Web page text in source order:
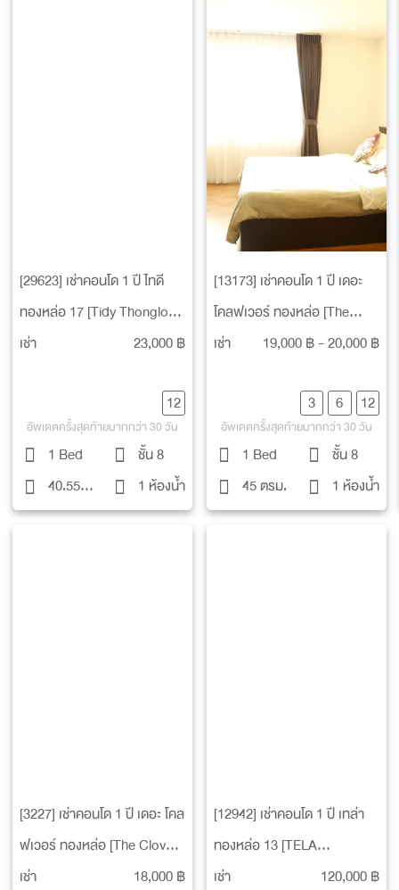
[29623] เช่าคอนโด 1 ปี ไทดี
ทองหล่อ 17 [Tidy Thonglor
17]
เช่า 23,000 ฿
12
อัพเดตครั้งสุดท้ายมากกว่า 30 วัน
1 Bed
40.55
ตรม.
ชั้น 8
1 ห้องน้ำ
[13173] เช่าคอนโด 1 ปี เดอะ
โคลฟเวอร์ ทองหล่อ [The
Clover Thonglor]
เช่า 19,000 ฿ - 20,000 ฿
3 6 12
อัพเดตครั้งสุดท้ายมากกว่า 30 วัน
1 Bed
45 ตรม.
ชั้น 8
1 ห้องน้ำ
[3227] เช่าคอนโด 1 ปี เดอะ โคล
ฟเวอร์ ทองหล่อ [The Clover
Thonglor]
เช่า 18,000 ฿
[12942] เช่าคอนโด 1 ปี เทล่า
ทองหล่อ 13 [TELA
THONGLOR 13]
เช่า
120,000 ฿